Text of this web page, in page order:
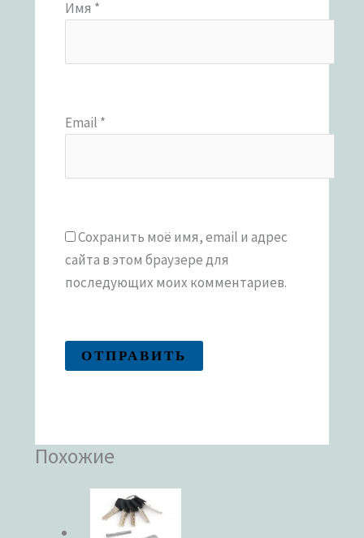
Имя *
Email *
Сохранить моё имя, email и адрес
сайта в этом браузере для
последующих моих комментариев.
Похожие